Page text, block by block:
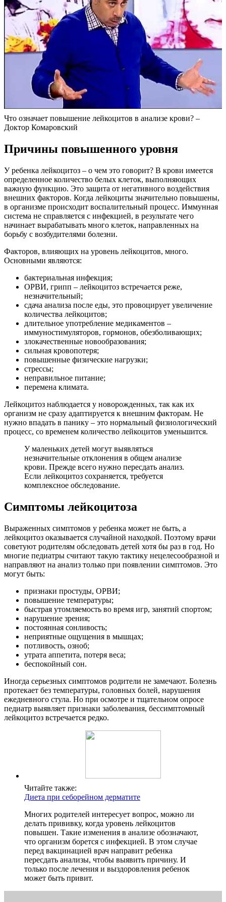
Что означает повышение лейкоцитов в анализе крови? –
Доктор Комаровский
Причины повышенного уровня
У ребенка лейкоцитоз – о чем это говорит? В крови имеется
определенное количество белых клеток, выполняющих
важную функцию. Это защита от негативного воздействия
внешних факторов. Когда лейкоциты значительно повышены,
в организме происходит воспалительный процесс. Иммунная
система не справляется с инфекцией, в результате чего
начинает вырабатывать много клеток, направленных на
борьбу с возбудителями болезни.
Факторов, влияющих на уровень лейкоцитов, много.
Основными являются:
бактериальная инфекция;
ОРВИ, грипп – лейкоцитоз встречается реже,
незначительный;
сдача анализа после еды, это провоцирует увеличение
количества лейкоцитов;
длительное употребление медикаментов –
иммуностимуляторов, гормонов, обезболивающих;
злокачественные новообразования;
сильная кровопотеря;
повышенные физические нагрузки;
стрессы;
неправильное питание;
перемена климата.
Лейкоцитоз наблюдается у новорожденных, так как их
организм не сразу адаптируется к внешним факторам. Не
нужно впадать в панику – это нормальный физиологический
процесс, со временем количество лейкоцитов уменьшится.
У маленьких детей могут выявляться
незначительные отклонения в общем анализе
крови. Прежде всего нужно пересдать анализ.
Если лейкоцитоз сохраняется, требуется
комплексное обследование.
Симптомы лейкоцитоза
Выраженных симптомов у ребенка может не быть, а
лейкоцитоз оказывается случайной находкой. Поэтому врачи
советуют родителям обследовать детей хотя бы раз в год. Но
многие педиатры считают такую тактику нецелесообразной и
направляют на анализ только при появлении симптомов. Это
могут быть:
признаки простуды, ОРВИ;
повышение температуры;
быстрая утомляемость во время игр, занятий спортом;
нарушение зрения;
постоянная сонливость;
неприятные ощущения в мышцах;
потливость, озноб;
утрата аппетита, потеря веса;
беспокойный сон.
Иногда серьезных симптомов родители не замечают. Болезнь
протекает без температуры, головных болей, нарушения
ежедневного стула. Но при осмотре и тщательном опросе
педиатр выявляет признаки заболевания, бессимптомный
лейкоцитоз встречается редко.
Читайте также:
Диета при себорейном дерматите
Многих родителей интересует вопрос, можно ли
делать прививку, когда уровень лейкоцитов
повышен. Такие изменения в анализе обозначают,
что организм борется с инфекцией. В этом случае
перед вакцинацией врач направит ребенка
пересдать анализы, чтобы выявить причину. И
только после лечения и выздоровления ребенок
может быть привит.